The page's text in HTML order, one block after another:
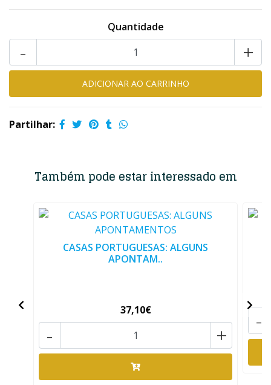
Quantidade
+
-
Partilhar:
Também pode estar interessado em
CASAS PORTUGUESAS: ALGUNS
APONTAM..
37,10€
+
-
-